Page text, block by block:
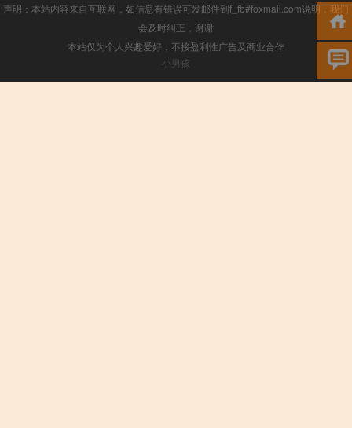
声明：本站内容来自互联网，如信息有错误可发邮件到f_fb#foxmail.com说明，我们
会及时纠正，谢谢
本站仅为个人兴趣爱好，不接盈利性广告及商业合作
小男孩